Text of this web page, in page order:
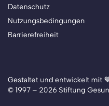
Datenschutz
Nutzungsbedingungen
Barrierefreiheit
Gestaltet und entwickelt mit
© 1997 – 2026 Stiftung